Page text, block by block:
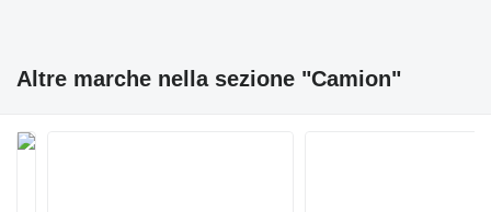
Altre marche nella sezione "Camion"